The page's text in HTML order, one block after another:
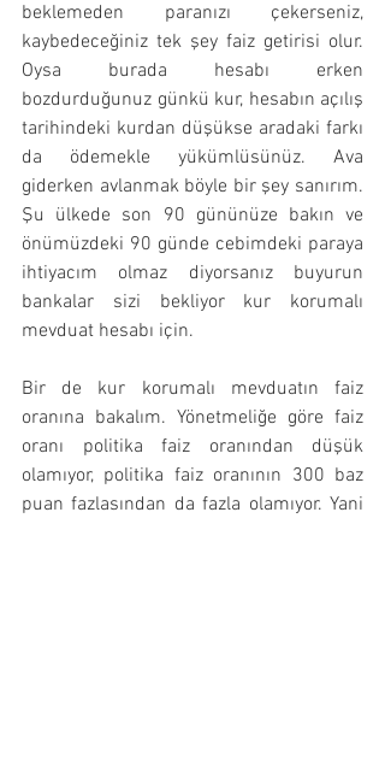
beklemeden paranızı çekerseniz,
kaybedeceğiniz tek şey faiz getirisi olur.
Oysa burada hesabı erken
bozdurduğunuz günkü kur, hesabın açılış
tarihindeki kurdan düşükse aradaki farkı
da ödemekle yükümlüsünüz. Ava
giderken avlanmak böyle bir şey sanırım.
Şu ülkede son 90 gününüze bakın ve
önümüzdeki 90 günde cebimdeki paraya
ihtiyacım olmaz diyorsanız buyurun
bankalar sizi bekliyor kur korumalı
mevduat hesabı için.
Bir de kur korumalı mevduatın faiz
oranına bakalım. Yönetmeliğe göre faiz
oranı politika faiz oranından düşük
olamıyor, politika faiz oranının 300 baz
puan fazlasından da fazla olamıyor. Yani